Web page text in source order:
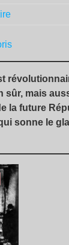
mais
la future
sonne le